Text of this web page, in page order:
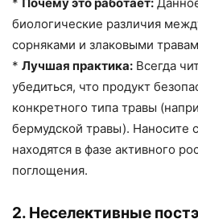
биологические различия
сорняками и злаковыми
* Лучшая практика: Всегда
убедиться, что продукт
конкретного типа травы
бермудской травы). Наносите
находятся в фазе активного
поглощения.
2. Неселективные